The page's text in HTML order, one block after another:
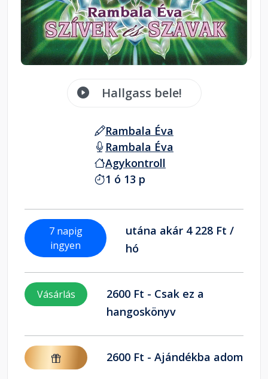
Hallgass bele!
Rambala Éva
Rambala Éva
Agykontroll
1 ó 13 p
7 napig
ingyen
utána akár 4 228 Ft /
hó
Vásárlás
2600 Ft - Csak ez a
hangoskönyv
2600 Ft - Ajándékba adom